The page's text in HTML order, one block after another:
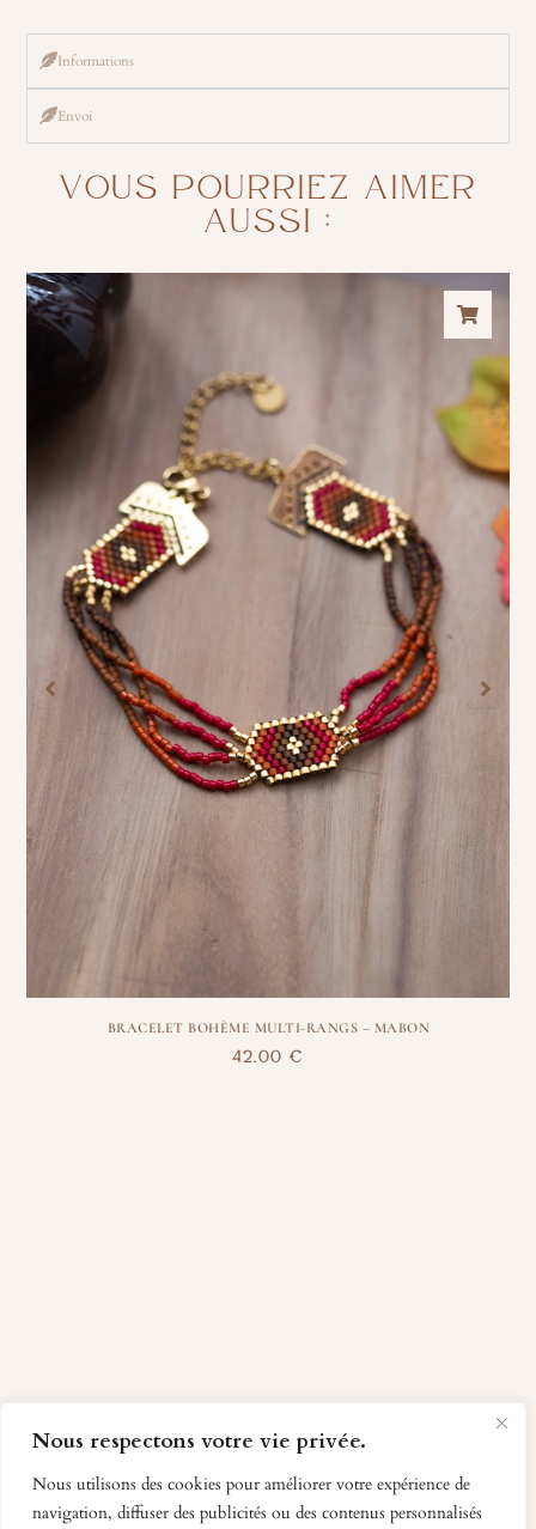
Nous respectons votre vie privée.
Nous utilisons des cookies pour améliorer votre expérience de
navigation, diffuser des publicités ou des contenus personnalisés
Informations
Envoi
VOUS POURRIEZ AIMER
AUSSI :
BRACELET BOHÈME MULTI-RANGS – MABON
42,00€